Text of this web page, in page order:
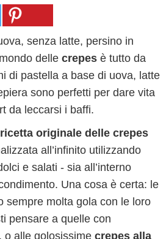
senza latte, persino in
delle crepes è tutto da
di pastella a base di uova, latte
sono perfetti per dare vita
da leccarsi i baffi.
ricetta originale delle crepes
all’infinito utilizzando
e salati - sia all’interno
Una cosa è certa: le
sempre molta gola con le loro
pensare a quelle con
o alle golosissime crepes alla